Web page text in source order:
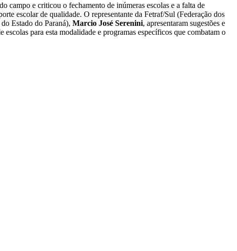
campo e criticou o fechamento de inúmeras escolas e a falta de
escolar de qualidade. O representante da Fetraf/Sul (Federação dos
Estado do Paraná), Marcio José Serenini, apresentaram sugestões e
para esta modalidade e programas específicos que combatam o